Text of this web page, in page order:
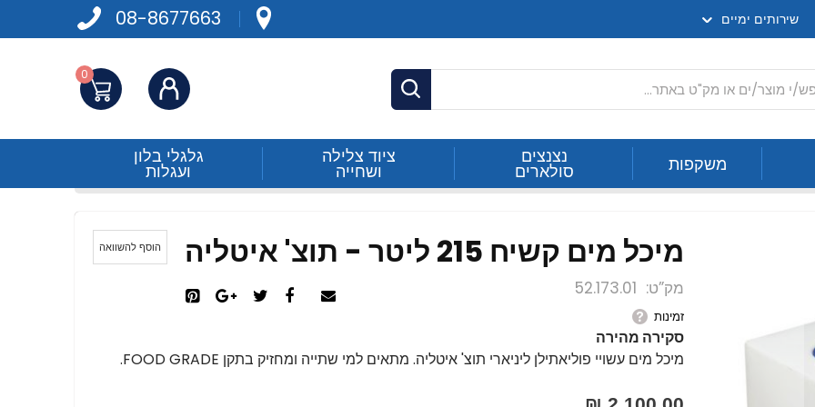
08-8677663 שירותים ימיים
חפש
התחברות 0
משקפות נצנצים
סולארים
ציוד צלילה
ושחייה
גלגלי בלון
ועגלות
מיכל מים קשיח 215 ליטר - תוצ' איטליה
מק”ט 52.173.01
זמינות
סקירה מהירה
מיכל מים עשויי פוליאתילן ליניארי תוצ' איטליה. מתאים למי שתייה ומחזיק בתקן FOOD GRADE.
הוסף להשוואה